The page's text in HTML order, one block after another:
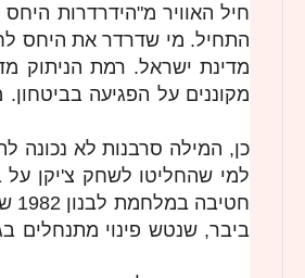
חיל האוויר מ"הידרדרות
התחיל. מי שדרדר את היחס
מדינת ישראל. רמת הניתוק
מקוננים על הפגיעה
כן, המילה סרבנות לא נכונה
למי שהחליטו לשחק צ'יקן